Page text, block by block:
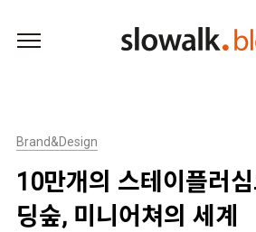
Brand&Design
10만개의 스테이플러
딩숲, 미니어쳐의 세계